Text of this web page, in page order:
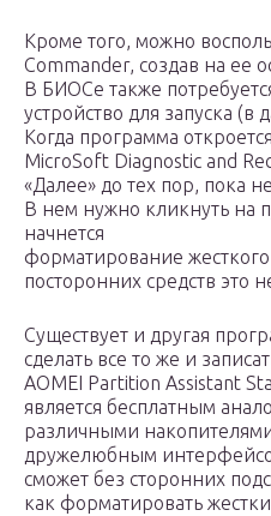
Кроме того, можно
Commander, создав на ее
В БИОСе также
устройство для запуска
Когда программа
MicroSoft Diagnostic and
«Далее» до тех пор, пока
В нем нужно кликнуть на
начнется
форматирование
посторонних средств это
Существует и другая
сделать все то же и
AOMEI Partition Assistant
является бесплатным
различными
дружелюбным
сможет без сторонних
как форматировать